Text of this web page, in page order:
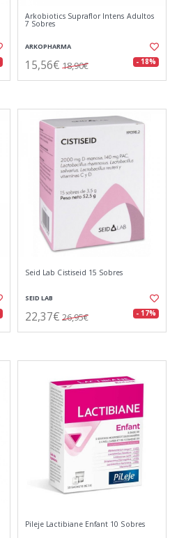
Arkobiotics Supraflor Intens Adultos
7 Sobres
ARKOPHARMA
15,56€ 18,90€ - 18%
Seid Lab Cistiseid 15 Sobres
SEID LAB
22,37€ 26,95€ - 17%
Pileje Lactibiane Enfant 10 Sobres